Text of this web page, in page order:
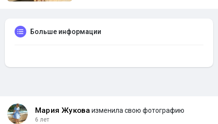
Больше информации
Мария Жукова изменила свою фотографию
6 лет